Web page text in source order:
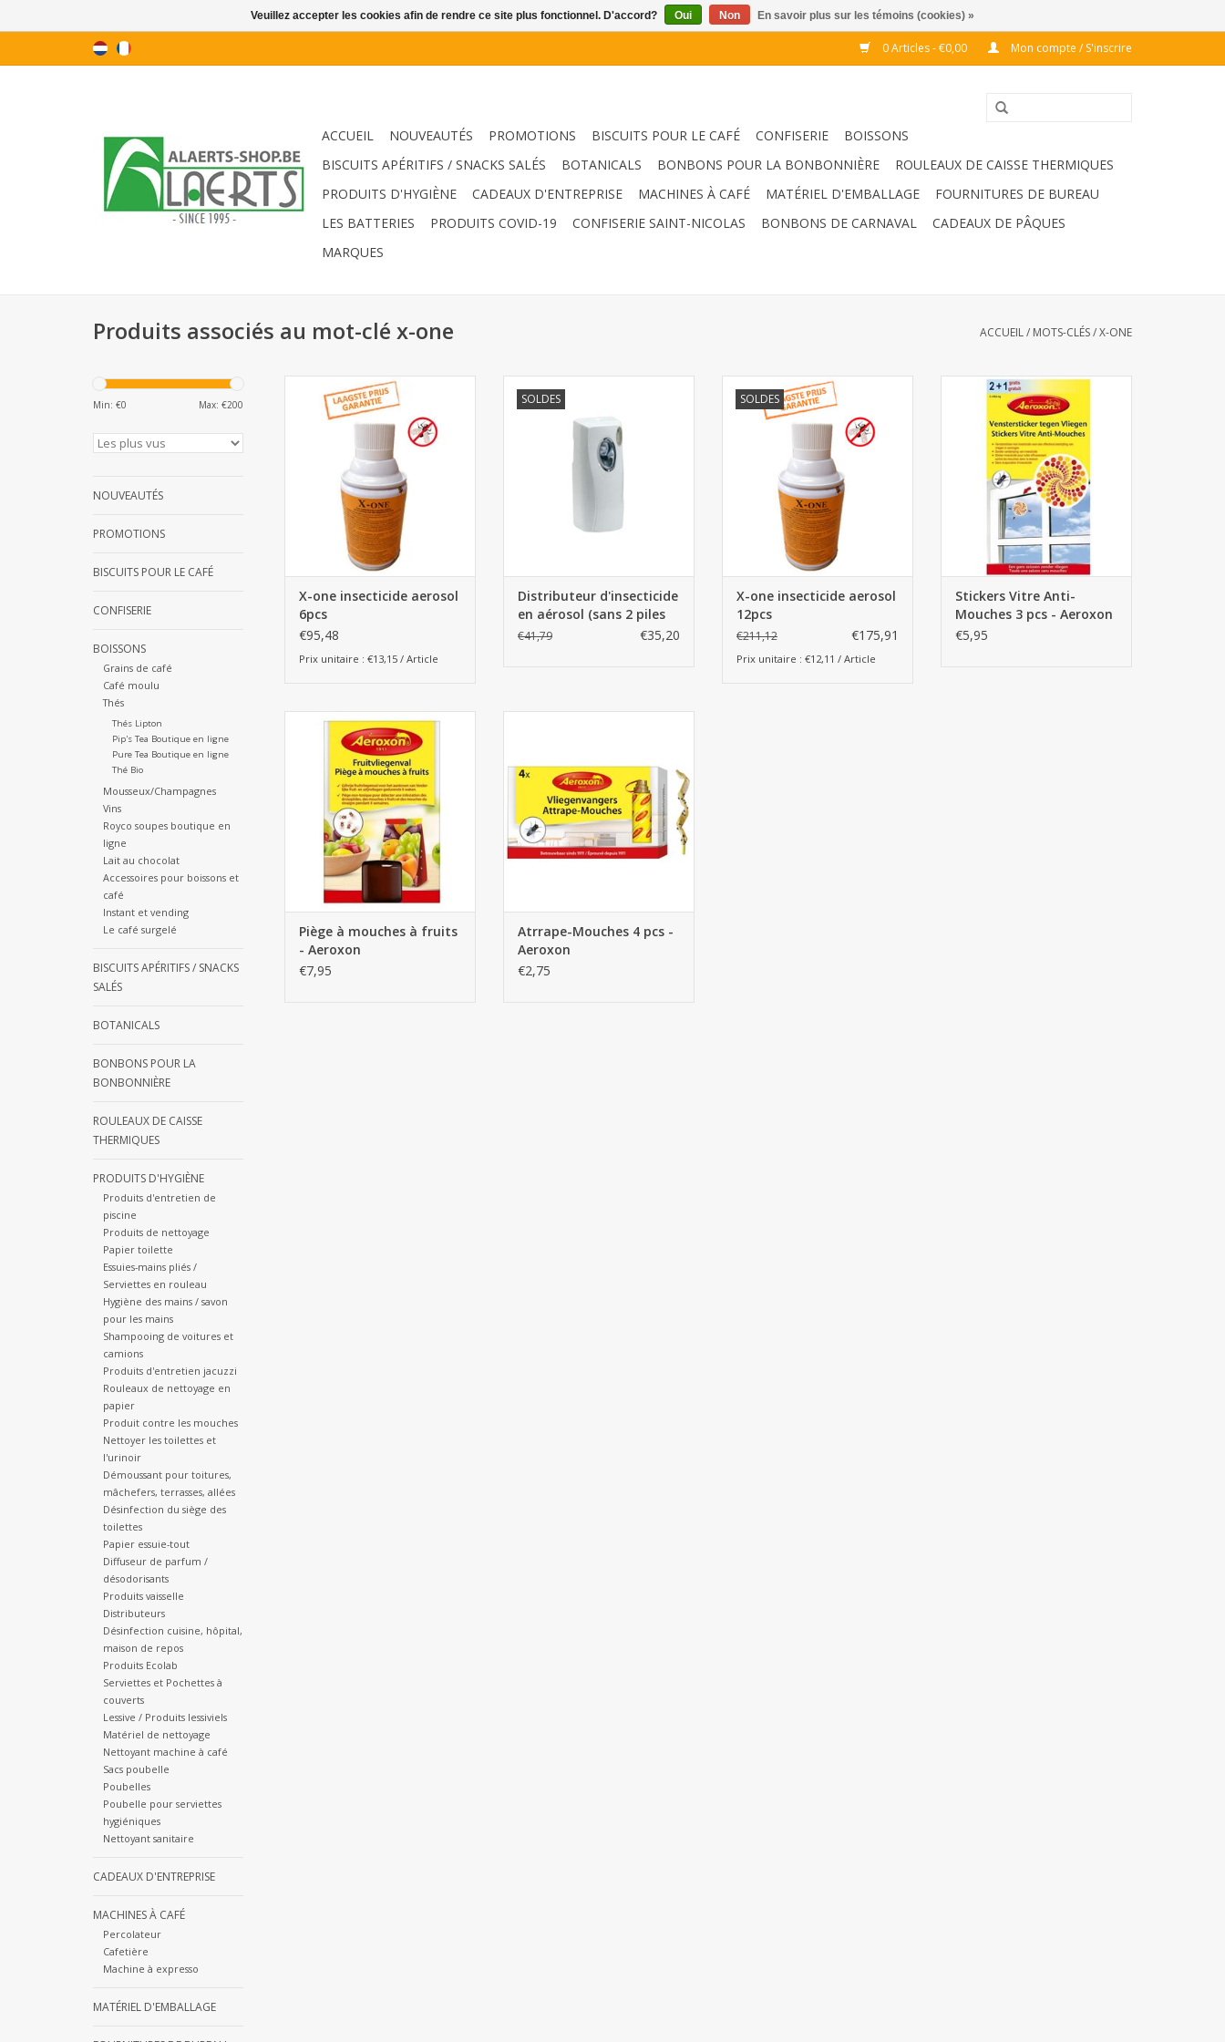
0 Articles - €0,00 Mon compte / S'inscrire
ACCUEIL NOUVEAUTÉS PROMOTIONS BISCUITS POUR LE CAFÉ CONFISERIE
BOISSONS
BISCUITS APÉRITIFS / SNACKS SALÉS
BOTANICALS BONBONS POUR LA BONBONNIÈRE
ROULEAUX DE CAISSE THERMIQUES
PRODUITS D'HYGIÈNE
CADEAUX D'ENTREPRISE MACHINES À CAFÉ MATÉRIEL D'EMBALLAGE
FOURNITURES DE BUREAU
LES BATTERIES
PRODUITS COVID-19 CONFISERIE SAINT-NICOLAS BONBONS DE CARNAVAL
CADEAUX DE PÂQUES
MARQUES
Produits associés au mot-clé x-one ACCUEIL/ MOTS-CLÉS/X-ONE
Min: €0 Max: €200
NOUVEAUTÉS
PROMOTIONS
BISCUITS POUR LE CAFÉ
CONFISERIE
BOISSONS
Grains de café
Café moulu
Thés
Thés Lipton
Pip's Tea Boutique en ligne
Pure Tea Boutique en ligne
Thé Bio
Mousseux/Champagnes
Vins
Royco soupes boutique en
ligne
Lait au chocolat
Accessoires pour boissons et
café
Instant et vending
Le café surgelé
BISCUITS APÉRITIFS / SNACKS
SALÉS
BOTANICALS
BONBONS POUR LA
BONBONNIÈRE
ROULEAUX DE CAISSE
THERMIQUES
PRODUITS D'HYGIÈNE
Produits d'entretien de
piscine
Produits de nettoyage
Papier toilette
Essuies-mains pliés /
Serviettes en rouleau
Hygiène des mains / savon
pour les mains
Shampooing de voitures et
camions
Produits d'entretien jacuzzi
Rouleaux de nettoyage en
papier
Produit contre les mouches
Nettoyer les toilettes et
l'urinoir
Démoussant pour toitures,
mâchefers, terrasses, allées
Désinfection du siège des
toilettes
Papier essuie-tout
Diffuseur de parfum /
désodorisants
Produits vaisselle
Distributeurs
Désinfection cuisine, hôpital,
maison de repos
Produits Ecolab
Serviettes et Pochettes à
couverts
Lessive / Produits lessiviels
Matériel de nettoyage
Nettoyant machine à café
Sacs poubelle
Poubelles
Poubelle pour serviettes
hygiéniques
Nettoyant sanitaire
CADEAUX D'ENTREPRISE
MACHINES À CAFÉ
Percolateur
Cafetière
Machine à expresso
MATÉRIEL D'EMBALLAGE
X-one insecticide aerosol 6pcs
AJOUTER AU PANIER
X-one insecticide aerosol
6pcs
€95,48
Prix unitaire : €13,15 / Article
SOLDES
aérosol (sans 2 piles AA)
AJOUTER AU PANIER
Distributeur d'insecticide
en aérosol (sans 2 piles
AA)
€41,79 €35,20
SOLDES
X-one insecticide aerosol 12pcs
AJOUTER AU PANIER
X-one insecticide aerosol
12pcs
€211,12 €175,91
Prix unitaire : €12,11 / Article
Stickers Vitre Anti-Mouches 3 pcs
- Aeroxon
AJOUTER AU PANIER
Stickers Vitre Anti-
Mouches 3 pcs - Aeroxon
€5,95
Piège à mouches à fruits -
Aeroxon
AJOUTER AU PANIER
Piège à mouches à fruits
- Aeroxon
€7,95
AJOUTER AU PANIER
Atrrape-Mouches 4 pcs -
Aeroxon
€2,75
Veuillez accepter les cookies afin de rendre ce site plus fonctionnel. D'accord? Oui Non En savoir plus sur les témoins (cookies) »